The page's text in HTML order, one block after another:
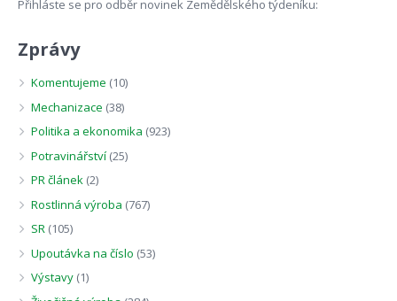
Přihláste se pro odběr novinek Zemědělského týdeníku:
Zprávy
Komentujeme (10)
Mechanizace (38)
Politika a ekonomika (923)
Potravinářství (25)
PR článek (2)
Rostlinná výroba (767)
SR (105)
Upoutávka na číslo (53)
Výstavy (1)